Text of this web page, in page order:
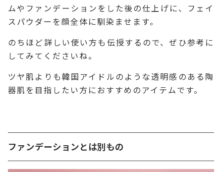
ムやファンデーションをした後の仕上げに、フェイ
スパウダーを顔全体に馴染ませます。
のちほど詳しい使い方も伝授するので、ぜひ参考に
してみてくださいね。
ツヤ肌よりも韓国アイドルのような透明感のある陶
器肌を目指したい方におすすめのアイテムです。
ファンデーションとは別もの